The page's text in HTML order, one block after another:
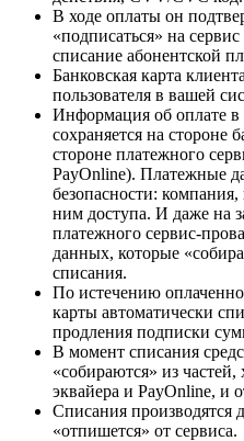
В ходе оплаты он
«подписаться» на
списание абонентской
Банковская карта
пользователя в вашей
Информация об оплате
сохраняется на стороне
стороне платежного
PayOnline). Платежные
безопасности:
ним доступа. И даже на
платежного сервис-
данных, которые
списания.
По истечению
карты автоматически
продления подписки
В момент списания
«собираются» из
эквайера и PayOnline, и
Списания производятся
«отпишется» от сервиса.